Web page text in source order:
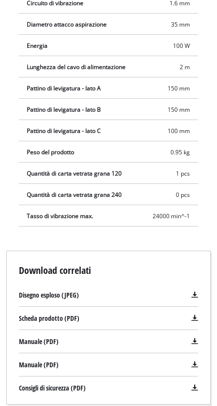
ad un aspirapolvere, che aspira direttamente i trucioli.
già incluso carta abrasiva.
Circuito di vibrazione 1.6 mm
Diametro attacco aspirazione 35 mm
Energia 100 W
Lunghezza del cavo di alimentazione 2 m
Pattino di levigatura - lato A 150 mm
Pattino di levigatura - lato B 150 mm
Pattino di levigatura - lato C 100 mm
Peso del prodotto 0.95 kg
Quantità di carta vetrata grana 120 1 pcs
Quantità di carta vetrata grana 240 0 pcs
Tasso di vibrazione max. 24000 min^-1
Download correlati
Disegno esploso (JPEG)
Scheda prodotto (PDF)
Manuale (PDF)
Manuale (PDF)
Consigli di sicurezza (PDF)